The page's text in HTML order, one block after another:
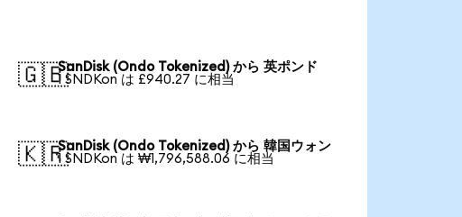
🇬🇧SanDisk (Ondo Tokenized) から 英ポンド
1 SNDKon は £940.27 に相当
🇰🇷SanDisk (Ondo Tokenized) から 韓国ウォン
1 SNDKon は ₩1,796,588.06 に相当